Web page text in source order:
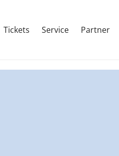
Tickets Service Partner